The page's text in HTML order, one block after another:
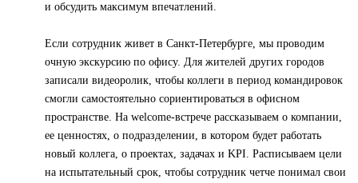
и обсудить максимум впечатлений.
Если сотрудник живет в Санкт-Петербурге, мы проводим
очную экскурсию по офису. Для жителей других городов
записали видеоролик, чтобы коллеги в период командировок
смогли самостоятельно сориентироваться в офисном
пространстве. На welcome-встрече рассказываем о компании,
ее ценностях, о подразделении, в котором будет работать
новый коллега, о проектах, задачах и KPI. Расписываем цели
на испытательный срок, чтобы сотрудник четче понимал свои